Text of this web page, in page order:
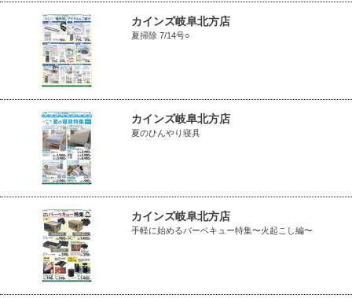
カインズ岐阜北方店
夏掃除 7/14号○
カインズ岐阜北方店
夏のひんやり寝具
カインズ岐阜北方店
手軽に始めるバーベキュー特集〜火起こし編〜